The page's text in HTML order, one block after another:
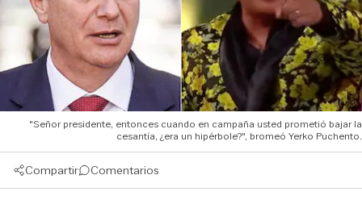
"Señor presidente, entonces cuando en campaña usted prometió bajar la
cesantía, ¿era un hipérbole?", bromeó Yerko Puchento.
Compartir Comentarios